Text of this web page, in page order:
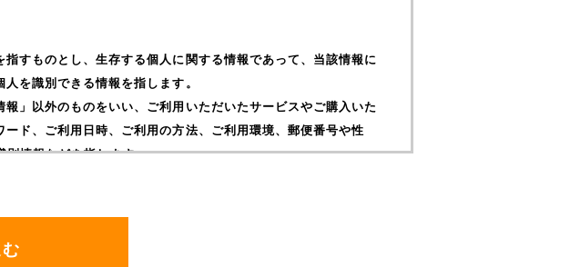
すものとし、生存する個人に関する情報であって、当該情報に
を識別できる情報を指します。
」以外のものをいい、ご利用いただいたサービスやご購入いた
ド、ご利用日時、ご利用の方法、ご利用環境、郵便番号や性
別情報などを指します。
したページや広告の履歴、検索した検索キーワード、利用日